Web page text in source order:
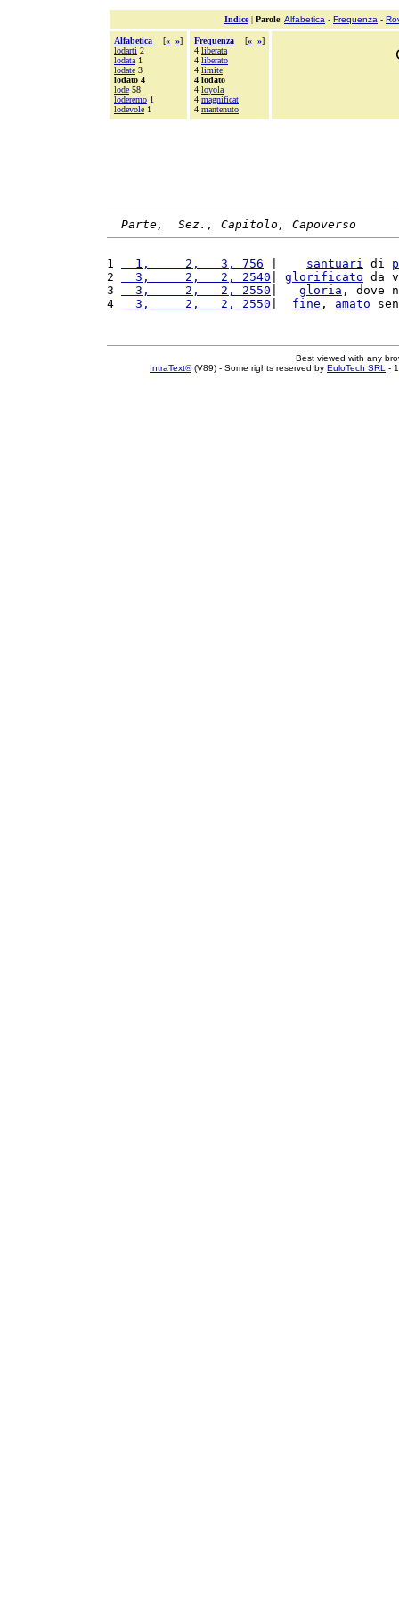
Indice| Parole: Alfabetica - Frequenza -
Alfabetica [« »]
lodarti 2
lodata 1
lodate 3
lodato 4
lode 58
loderemo 1
lodevole 1
Frequenza [« »]
4 liberata
4 liberato
4 limite
4 lodato
4 loyola
4 magnificat
4 mantenuto
Parte,  Sez., Capitolo, Capoverso
1
  1,     2,   3, 756
santuari di
2
  3,     2,   2, 2540
glorificato da
3
  3,     2,   2, 2550
gloria , dove
4
  3,     2,   2, 2550
fine , amato
Best viewed with any
IntraText®(V89) - Some rights reserved by EuloTech SRL -